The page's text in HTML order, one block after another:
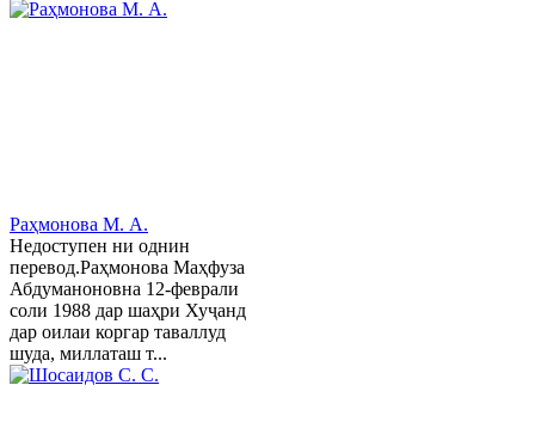
Раҳмонова М. А.
Недоступен ни однин
перевод.Раҳмонова Маҳфуза
Абдуманоновна 12-феврали
соли 1988 дар шаҳри Хуҷанд
дар оилаи коргар таваллуд
шуда, миллаташ т...